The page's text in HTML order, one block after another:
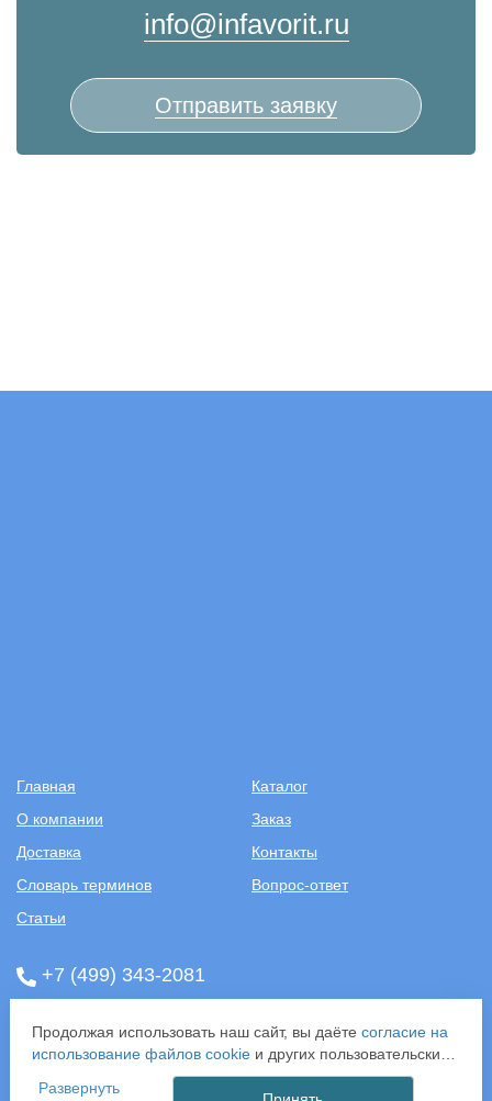
info@infavorit.ru
Отправить заявку
Главная
Каталог
О компании
Заказ
Доставка
Контакты
Словарь терминов
Вопрос-ответ
Статьи
+7 (499) 343-2081
ООО «САНТЕХПОСТАВКА»
ИНН: 7731286301
ОГРН: 1157746583092
121357, г. Москва, ул. Верейская, д. 29, стр. 35
Продолжая использовать наш сайт, вы даёте согласие на
использование файлов cookieи других пользовательских
данных (включая IP-адрес, сведения о местоположении,
Развернуть